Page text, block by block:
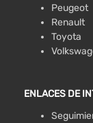
Peugeot
Renault
Toyota
ENLACES DE